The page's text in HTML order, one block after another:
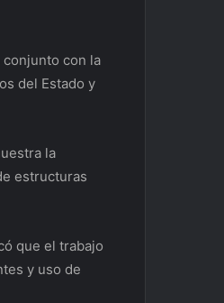
con la
del Estado y
la
estructuras
que el trabajo
y uso de